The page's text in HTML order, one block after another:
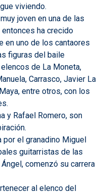
viviendo.
joven en una de las
ha crecido
en uno de los cantaores
figuras del baile
de La Moneta,
Carrasco, Javier La
entre otros, con los
y Rafael Romero, son
por el granadino Miguel
guitarristas de las
comenzó su carrera
al elenco del